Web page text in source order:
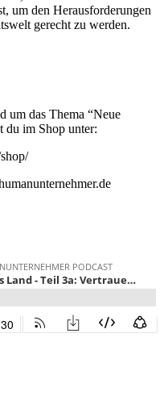
um den Herausforderungen
gerecht zu werden.
um das Thema “Neue
du im Shop unter: